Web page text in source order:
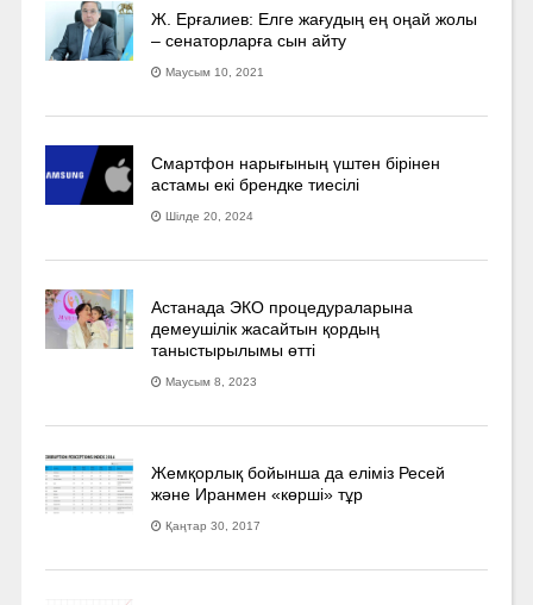
Ж. Ерғалиев: Елге жағудың ең оңай жолы
– сенаторларға сын айту
Маусым 10, 2021
Смартфон нарығының үштен бірінен
астамы екі брендке тиесілі
Шілде 20, 2024
Астанада ЭКО процедураларына
демеушілік жасайтын қордың
таныстырылымы өтті
Маусым 8, 2023
Жемқорлық бойынша да еліміз Ресей
және Иранмен «көрші» тұр
Қаңтар 30, 2017